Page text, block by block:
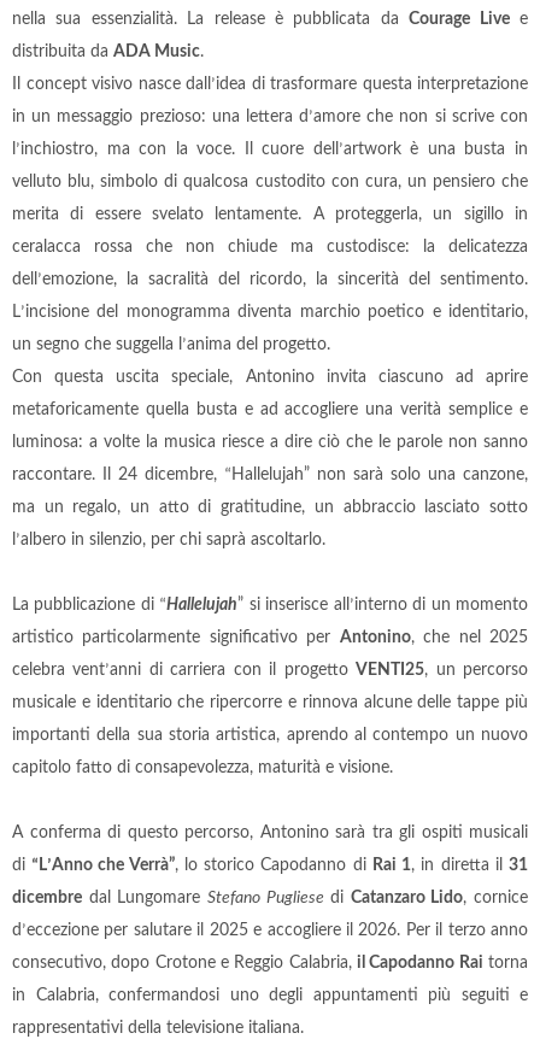
nella sua essenzialità. La release è pubblicata daCourage Livee
distribuita da ADA Music.
Il concept visivo nasce dall ’idea di trasformare questa interpretazione
in un messaggio prezioso: una lettera d ’amore che non si scrive con
’inchiostro, ma con la voce. Il cuore dell ’artwork è una busta in
velluto blu, simbolo di qualcosa custodito con cura, un pensiero che
merita di essere svelato lentamente. A proteggerla, un sigillo in
ceralacca rossa che non chiude ma custodisce: la delicatezza
dell ’emozione, la sacralità del ricordo, la sincerità del sentimento.
L’incisione del monogramma diventa marchio poetico e identitario,
un segno che suggella l ’anima del progetto.
Con questa uscita speciale, Antonino invita ciascuno ad aprire
metaforicamente quella busta e ad accogliere una verità semplice e
luminosa: a volte la musica riesce a dire ciò che le parole non sanno
raccontare. Il 24 dicembre, “ Hallelujah” non sarà solo una canzone,
ma un regalo, un atto di gratitudine, un abbraccio lasciato sotto
’albero in silenzio, per chi saprà ascoltarlo.
La pubblicazione di “Hallelujah” si inserisce all ’interno di un momento
artistico particolarmente significativo per Antonino, che nel 2025
celebra vent’anni di carriera con il progettoVENTI25, un percorso
musicale e identitario che ripercorre e rinnova alcune delle tappe più
importanti della sua storia artistica, aprendo al contempo un nuovo
capitolo fatto di consapevolezza, maturità e visione.
A conferma di questo percorso, Antonino sarà tra gli ospiti musicali
di “ L’Anno che Verrà”, lo storico Capodanno di Rai 1, in diretta il31
dicembre dal Lungomare Stefano Pugliese di Catanzaro Lido, cornice
d ’eccezione per salutare il 2025 e accogliere il 2026. Per il terzo anno
consecutivo, dopo Crotone e Reggio Calabria, il Capodanno Rai torna
in Calabria, confermandosi uno degli appuntamenti più seguiti e
rappresentativi della televisione italiana.